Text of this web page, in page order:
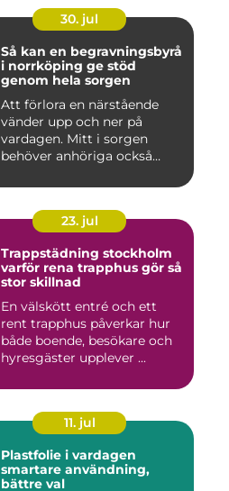
30. jul
Så kan en begravningsbyrå
i norrköping ge stöd
genom hela sorgen
Att förlora en närstående
vänder upp och ner på
vardagen. Mitt i sorgen
behöver anhöriga också
23. jul
Trappstädning stockholm
varför rena trapphus gör så
stor skillnad
En välskött entré och ett
rent trapphus påverkar hur
både boende, besökare och
hyresgäster upplever ...
11. jul
Plastfolie i vardagen
smartare användning,
bättre val